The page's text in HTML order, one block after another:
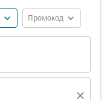
expand_more Промокод expand_more
close